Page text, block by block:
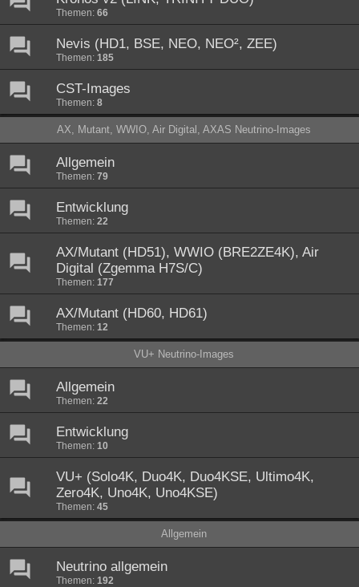
Themen: 66
Nevis (HD1, BSE, NEO, NEO², ZEE)
Themen: 185
CST-Images
Themen: 8
AX, Mutant, WWIO, Air Digital, AXAS Neutrino-Images
Allgemein
Themen: 79
Entwicklung
Themen: 22
AX/Mutant (HD51), WWIO (BRE2ZE4K), Air
Digital (Zgemma H7S/C)
Themen: 177
AX/Mutant (HD60, HD61)
Themen: 12
VU+ Neutrino-Images
Allgemein
Themen: 22
Entwicklung
Themen: 10
VU+ (Solo4K, Duo4K, Duo4KSE, Ultimo4K,
Zero4K, Uno4K, Uno4KSE)
Themen: 45
Allgemein
Neutrino allgemein
Themen: 192